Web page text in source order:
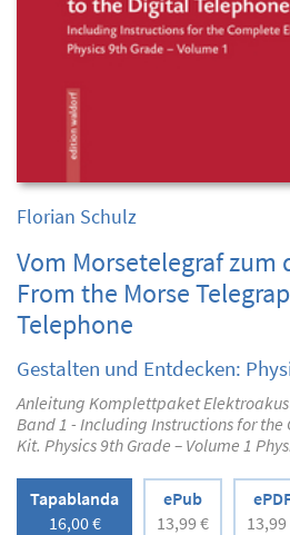
Florian Schulz
Vom Morsetelegraf zum
From the Morse
Telephone
Gestalten und Entdecken:
Anleitung Komplettpaket
Band 1 - Including Instructions for
Kit. Physics 9th Grade – Volume 1
Tapablanda
16,00 €
ePub
13,99 €
13,99